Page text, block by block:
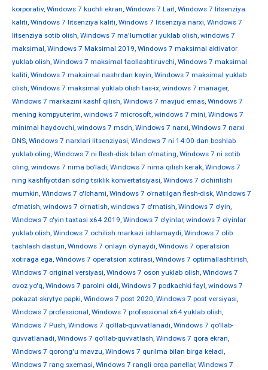
korporativ, Windows 7 kuchli ekran, Windows 7 Lait, Windows 7 litsenziya
kaliti, Windows 7 litsenziya kaliti, Windows 7 litsenziya narxi, Windows 7
litsenziya sotib olish, Windows 7 ma'lumotlar yuklab olish, windows 7
maksimal, Windows 7 Maksimal 2019, Windows 7 maksimal aktivator
yuklab olish, Windows 7 maksimal faollashtiruvchi, Windows 7 maksimal
kaliti, Windows 7 maksimal nashrdan keyin, Windows 7 maksimal yuklab
olish, Windows 7 maksimal yuklab olish tas-ix, windows 7 manager,
Windows 7 markazini kashf qilish, Windows 7 mavjud emas, Windows 7
mening kompyuterim, windows 7 microsoft, windows 7 mini, Windows 7
minimal haydovchi, windows 7 msdn, Windows 7 narxi, Windows 7 narxi
DNS, Windows 7 narxlari litsenziyasi, Windows 7 ni 14:00 dan boshlab
yuklab oling, Windows 7 ni flesh-disk bilan o'rnating, Windows 7 ni sotib
oling, windows 7 nima bo'ladi, Windows 7 nima qilish kerak, Windows 7
ning kashfiyotdan so'ng tsiklik konvertatsiyasi, Windows 7 o'chirilishi
mumkin, Windows 7 o'lchami, Windows 7 o'rnatilgan flesh-disk, Windows 7
o'rnatish, windows 7 o'rnatish, windows 7 o'rnatish, Windows 7 o'yin,
Windows 7 o'yin taxtasi x64 2019, Windows 7 o'yinlar, windows 7 o'yinlar
yuklab olish, Windows 7 ochilish markazi ishlamaydi, Windows 7 olib
tashlash dasturi, Windows 7 onlayn o'ynaydi, Windows 7 operatsion
xotiraga ega, Windows 7 operatsion xotirasi, Windows 7 optimallashtirish,
Windows 7 original versiyasi, Windows 7 oson yuklab olish, Windows 7
ovoz yo'q, Windows 7 parolni oldi, Windows 7 podkachki fayl, windows 7
pokazat skrytye papki, Windows 7 post 2020, Windows 7 post versiyasi,
Windows 7 professional, Windows 7 professional x64 yuklab olish,
Windows 7 Push, Windows 7 qo'llab-quvvatlanadi, Windows 7 qo'llab-
quvvatlanadi, Windows 7 qo'llab-quvvatlash, Windows 7 qora ekran,
Windows 7 qorong'u mavzu, Windows 7 qurilma bilan birga keladi,
Windows 7 rang sxemasi, Windows 7 rangli orqa panellar, Windows 7